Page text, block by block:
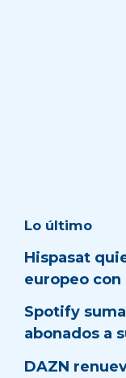
Lo último
Hispasat
europeo con
Spotify
abonados a
DAZN